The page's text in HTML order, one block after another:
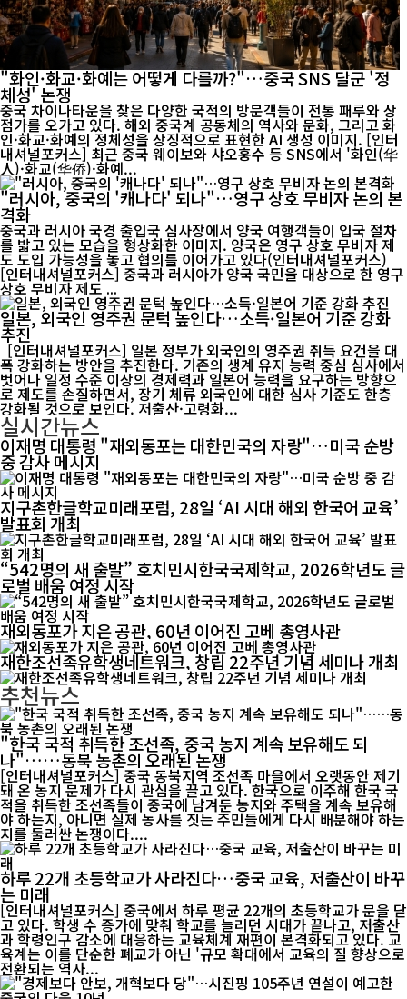
"화인·화교·화예는 어떻게 다를까?"…중국 SNS 달군 '정
체성' 논쟁
중국 차이나타운을 찾은 다양한 국적의 방문객들이 전통 패루와 상
점가를 오가고 있다. 해외 중국계 공동체의 역사와 문화, 그리고 화
인·화교·화예의 정체성을 상징적으로 표현한 AI 생성 이미지. [인터
내셔널포커스] 최근 중국 웨이보와 샤오훙수 등 SNS에서 '화인(华
人)·화교(华侨)·화예...
"러시아, 중국의 '캐나다' 되나"…영구 상호 무비자 논의 본
격화
중국과 러시아 국경 출입국 심사장에서 양국 여행객들이 입국 절차
를 밟고 있는 모습을 형상화한 이미지. 양국은 영구 상호 무비자 제
도 도입 가능성을 놓고 협의를 이어가고 있다(인터내셔널포커스)
[인터내셔널포커스] 중국과 러시아가 양국 국민을 대상으로 한 영구
상호 무비자 제도 ...
일본, 외국인 영주권 문턱 높인다…소득·일본어 기준 강화
추진
[인터내셔널포커스] 일본 정부가 외국인의 영주권 취득 요건을 대
폭 강화하는 방안을 추진한다. 기존의 생계 유지 능력 중심 심사에서
벗어나 일정 수준 이상의 경제력과 일본어 능력을 요구하는 방향으
로 제도를 손질하면서, 장기 체류 외국인에 대한 심사 기준도 한층
강화될 것으로 보인다. 저출산·고령화...
실시간뉴스
이재명 대통령 "재외동포는 대한민국의 자랑"…미국 순방
중 감사 메시지
지구촌한글학교미래포럼, 28일 ‘AI 시대 해외 한국어 교육’
발표회 개최
“542명의 새 출발” 호치민시한국국제학교, 2026학년도 글
로벌 배움 여정 시작
재외동포가 지은 공관, 60년 이어진 고베 총영사관
재한조선족유학생네트워크, 창립 22주년 기념 세미나 개최
추천뉴스
"한국 국적 취득한 조선족, 중국 농지 계속 보유해도 되
나"……동북 농촌의 오래된 논쟁
[인터내셔널포커스] 중국 동북지역 조선족 마을에서 오랫동안 제기
돼 온 농지 문제가 다시 관심을 끌고 있다. 한국으로 이주해 한국 국
적을 취득한 조선족들이 중국에 남겨둔 농지와 주택을 계속 보유해
야 하는지, 아니면 실제 농사를 짓는 주민들에게 다시 배분해야 하는
지를 둘러싼 논쟁이다....
하루 22개 초등학교가 사라진다…중국 교육, 저출산이 바꾸
는 미래
[인터내셔널포커스] 중국에서 하루 평균 22개의 초등학교가 문을 닫
고 있다. 학생 수 증가에 맞춰 학교를 늘리던 시대가 끝나고, 저출산
과 학령인구 감소에 대응하는 교육체계 재편이 본격화되고 있다. 교
육계는 이를 단순한 폐교가 아닌 '규모 확대에서 교육의 질 향상으로
전환되는 역사...